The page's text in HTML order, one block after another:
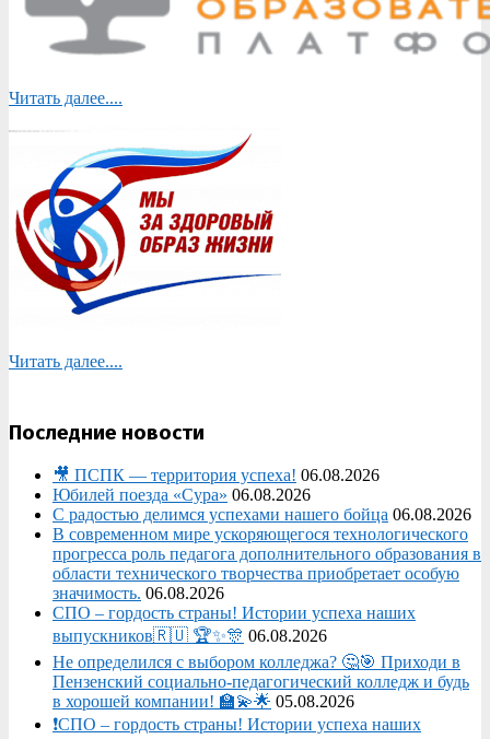
Читать далее....
Читать далее....
Последние новости
🎥 ПСПК — территория успеха! 06.08.2026
Юбилей поезда «Сура» 06.08.2026
С радостью делимся успехами нашего бойца 06.08.2026
В современном мире ускоряющегося технологического
прогресса роль педагога дополнительного образования в
области технического творчества приобретает особую
значимость. 06.08.2026
СПО – гордость страны! Истории успеха наших
выпускников🇷🇺 🏆✨🎊 06.08.2026
Не определился с выбором колледжа? 🤔🎯 Приходи в
Пензенский социально-педагогический колледж и будь
в хорошей компании! 🏫💫🌟 05.08.2026
❗СПО – гордость страны! Истории успеха наших